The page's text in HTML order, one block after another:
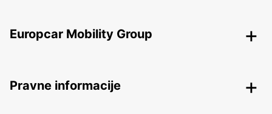
Europcar Mobility Group
Pravne informacije